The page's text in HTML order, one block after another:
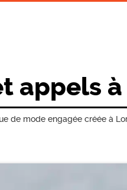
appels
de mode engagée créée à